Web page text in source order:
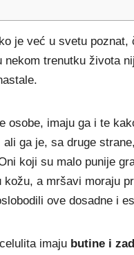
je već u svetu
trenutku života
osobe, imaju ga i te
ali ga je, sa druge
koji su malo punije
kožu, a mršavi moraju
ove dosadne i
imaju butine i